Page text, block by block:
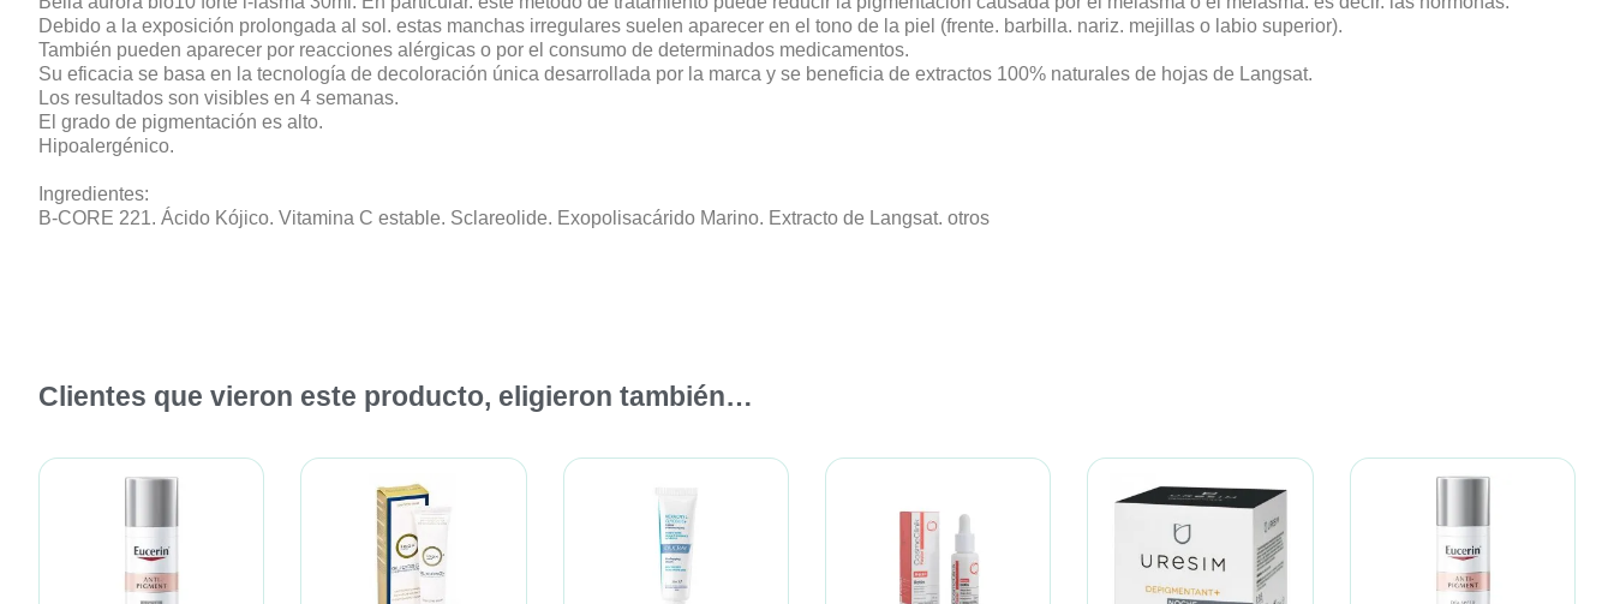
Debido a la exposición prolongada al sol. estas manchas irregulares suelen aparecer en el tono de la piel (frente. barbilla. nariz. mejillas o labio superior).
También pueden aparecer por reacciones alérgicas o por el consumo de determinados medicamentos.
Su eficacia se basa en la tecnología de decoloración única desarrollada por la marca y se beneficia de extractos 100% naturales de hojas de Langsat.
Los resultados son visibles en 4 semanas.
El grado de pigmentación es alto.
Hipoalergénico.
Ingredientes:
B-CORE 221. Ácido Kójico. Vitamina C estable. Sclareolide. Exopolisacárido Marino. Extracto de Langsat. otros
Clientes que vieron este producto, eligieron también…
RILASTIL
Rilastil D-Clar Crema
Despigmentante 40ml
25,98 €
Despigmentante
Emulsion 15ml
21,99 €